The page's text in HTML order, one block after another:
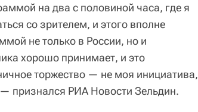
на два с половиной часа, где я
со зрителем, и этого вполне
не только в России, но и
хорошо принимает, и это
торжество — не моя инициатива,
признался РИА Новости Зельдин.